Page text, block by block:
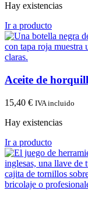
Hay existencias
Ir a producto
Aceite de
15,40 € IVA incluido
Hay existencias
Ir a producto